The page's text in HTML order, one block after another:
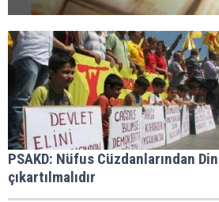
PSAKD: Nüfus Cüzdanlarından
çıkartılmalıdır